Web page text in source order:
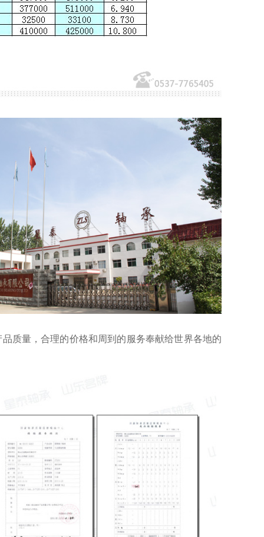
质量，合理的价格和周到的服务奉献给世界各地的